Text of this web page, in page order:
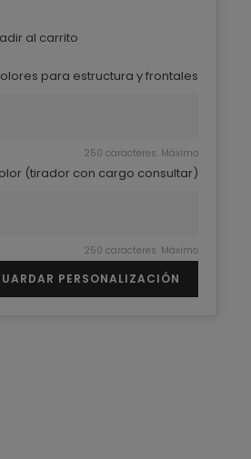
al carrito
para estructura y frontales
250 caracteres. Máximo
(tirador con cargo consultar)
250 caracteres. Máximo
PERSONALIZACIÓN